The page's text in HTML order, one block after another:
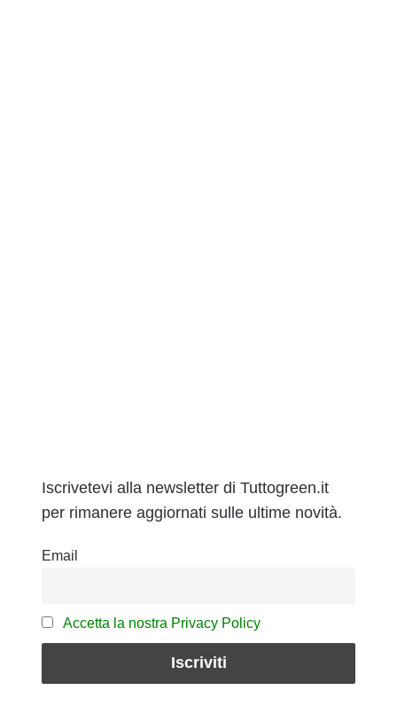
Iscrivetevi alla newsletter di Tuttogreen.it
per rimanere aggiornati sulle ultime novità.
Email
Accetta la nostra Privacy Policy